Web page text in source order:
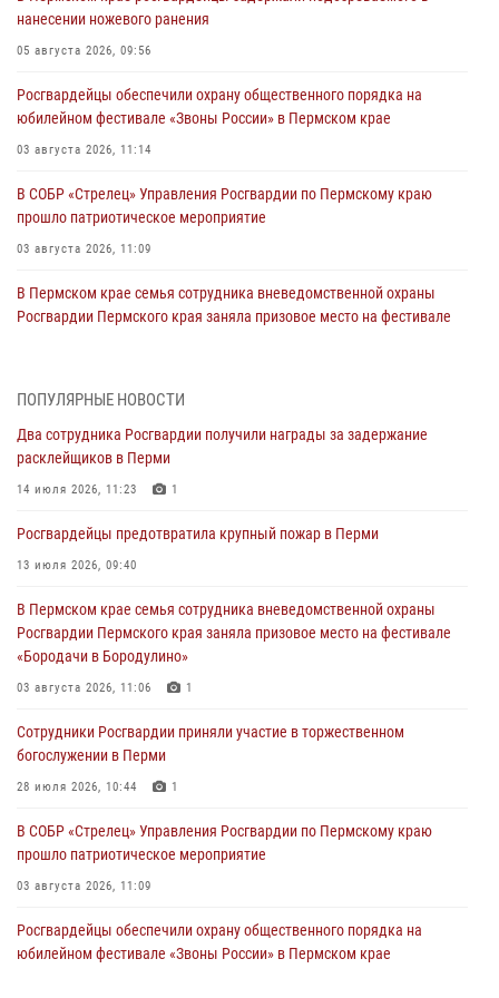
нанесении ножевого ранения
05 августа 2026, 09:56
Росгвардейцы обеспечили охрану общественного порядка на
юбилейном фестивале «Звоны России» в Пермском крае
03 августа 2026, 11:14
В СОБР «Стрелец» Управления Росгвардии по Пермскому краю
прошло патриотическое мероприятие
03 августа 2026, 11:09
В Пермском крае семья сотрудника вневедомственной охраны
Росгвардии Пермского края заняла призовое место на фестивале
юных спортсменов
03 августа 2026, 10:59
30 июля 2026, 05:19
богослужении в Перми
28 июля 2026, 10:44
Росгвардейцы оказали силовую поддержку при задержании
28 июля 2026, 06:15
ПОПУЛЯРНЫЕ НОВОСТИ
Два сотрудника Росгвардии получили награды за задержание
расклейщиков в Перми
14 июля 2026, 11:23 1
Росгвардейцы предотвратила крупный пожар в Перми
13 июля 2026, 09:40
В Пермском крае семья сотрудника вневедомственной охраны
Росгвардии Пермского края заняла призовое место на фестивале
«Бородачи в Бородулино»
03 августа 2026, 11:06 1
Сотрудники Росгвардии приняли участие в торжественном
богослужении в Перми
28 июля 2026, 10:44 1
В СОБР «Стрелец» Управления Росгвардии по Пермскому краю
прошло патриотическое мероприятие
03 августа 2026, 11:09
Росгвардейцы обеспечили охрану общественного порядка на
юбилейном фестивале «Звоны России» в Пермском крае